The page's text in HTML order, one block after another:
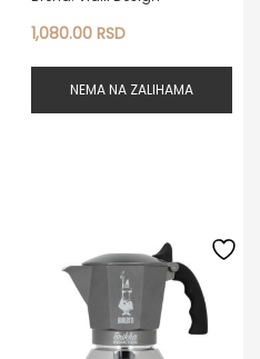
1,080.00RSD
NEMA NA ZALIHAMA